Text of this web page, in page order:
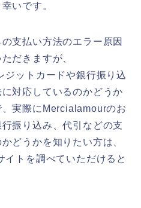
いです。
支払い方法のエラー原因
だきますが、
ットカードや銀行振り込
対応しているのかどうか
実際にMercialamourのお
振り込み、代引などの支
どうかを知りたい方は、
トを調べていただけると